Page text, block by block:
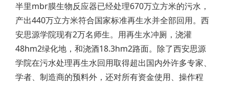
半里mbr膜生物反应器已经处理670万立方米的污水，
产出440万立方米符合国家标准再生水并全部回用。西
安思源学院现有2万名师生。用再生水冲厕，浇灌
48hm2绿化地，和浇酒18.3hm2路面。除了西安思源
学院在污水处理再生水回用取得超出国内外许多专家、
学者、制造商的预料外，还对所有资金使用、操作程